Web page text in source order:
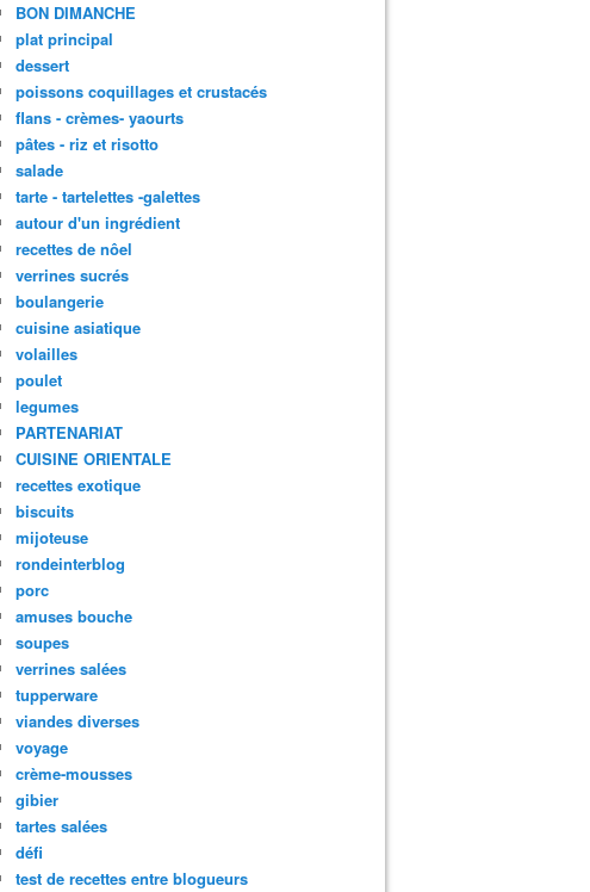
BON DIMANCHE
plat principal
dessert
poissons coquillages et crustacés
flans - crèmes- yaourts
pâtes - riz et risotto
salade
tarte - tartelettes -galettes
autour d'un ingrédient
recettes de nôel
verrines sucrés
boulangerie
cuisine asiatique
volailles
poulet
legumes
PARTENARIAT
CUISINE ORIENTALE
recettes exotique
biscuits
mijoteuse
rondeinterblog
porc
amuses bouche
soupes
verrines salées
tupperware
viandes diverses
voyage
crème-mousses
gibier
tartes salées
défi
test de recettes entre blogueurs